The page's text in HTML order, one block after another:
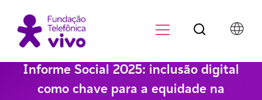
Informe Social 2025: inclusão digital
como chave para a equidade na
Botão de